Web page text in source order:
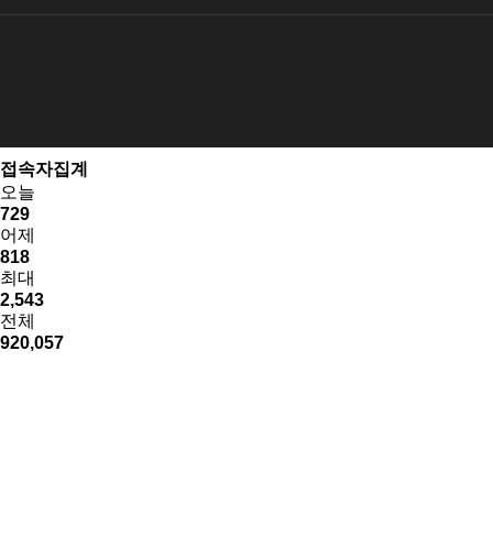
접속자집계
오늘
729
어제
818
최대
2,543
전체
920,057